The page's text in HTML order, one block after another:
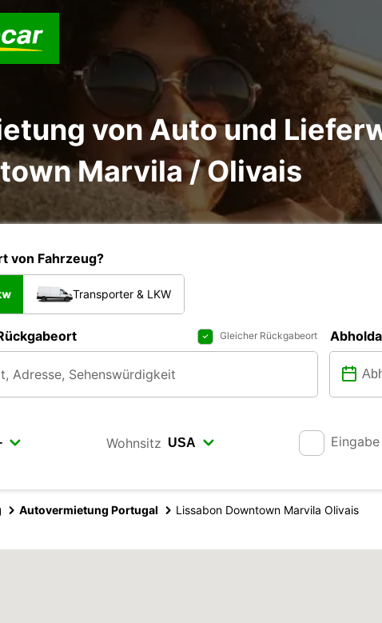
von Auto und
Marvila / Olivais
von Fahrzeug?
Transporter & LKW
Gleicher Rückgabeort
Wohnsitz Eingabe
Autovermietung Portugal Lissabon Downtown Marvila Olivais